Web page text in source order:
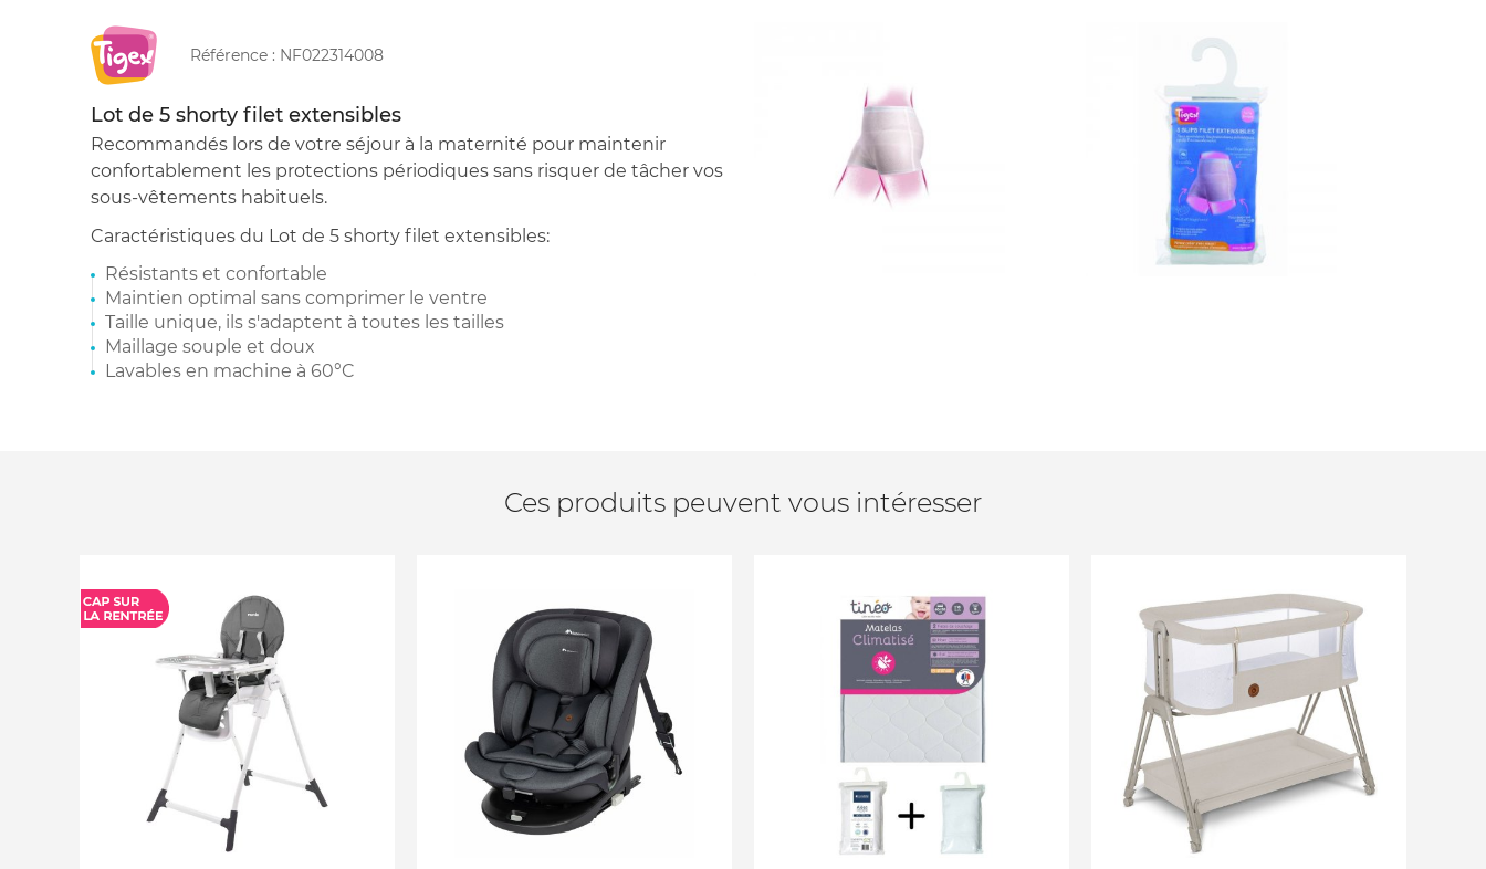
Référence : NF022314008
Lot de 5 shorty filet extensibles
Recommandés lors de votre séjour à la maternité pour maintenir
confortablement les protections périodiques sans risquer de tâcher vos
sous-vêtements habituels.
Caractéristiques du Lot de 5 shorty filet extensibles:
Résistants et confortable
Maintien optimal sans comprimer le ventre
Taille unique, ils s'adaptent à toutes les tailles
Maillage souple et doux
Lavables en machine à 60°C
Ces produits peuvent vous intéresser